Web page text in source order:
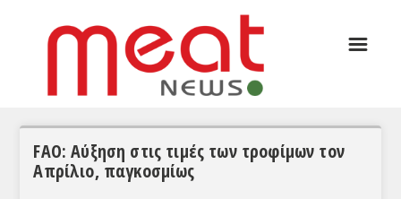
ΣΥΝΕΝΤΕΥΞΕΙΣ
☰
FAO: Αύξηση στις τιμές των τροφίμων τον
Απρίλιο, παγκοσμίως